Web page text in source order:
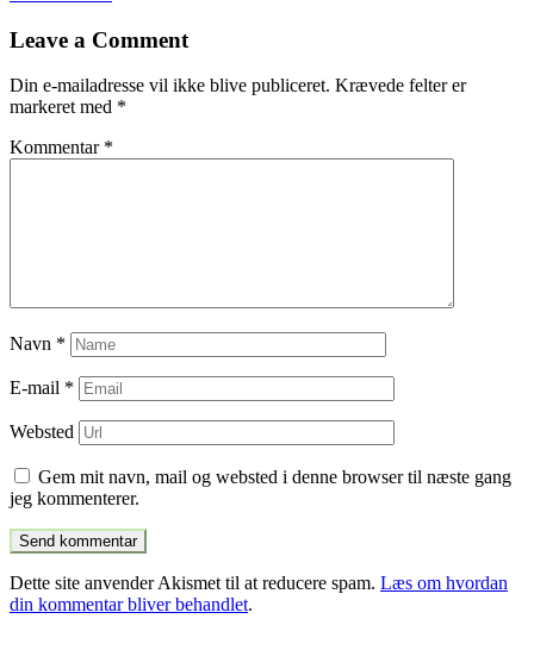
til
Leave a Comment
Din e-mailadresse vil ikke blive publiceret. Krævede felter er
markeret med *
Kommentar *
Navn *
E-mail *
Websted
Gem mit navn, mail og websted i denne browser til næste gang
jeg kommenterer.
Dette site anvender Akismet til at reducere spam. Læs om hvordan
din kommentar bliver behandlet.